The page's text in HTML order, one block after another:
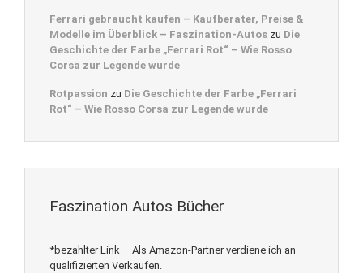
Ferrari gebraucht kaufen – Kaufberater, Preise &
Modelle im Überblick – Faszination-Autos zu Die
Geschichte der Farbe „Ferrari Rot“ – Wie Rosso
Corsa zur Legende wurde
Rotpassion zu Die Geschichte der Farbe „Ferrari
Rot“ – Wie Rosso Corsa zur Legende wurde
Faszination Autos Bücher
*bezahlter Link – Als Amazon-Partner verdiene ich an
qualifizierten Verkäufen.